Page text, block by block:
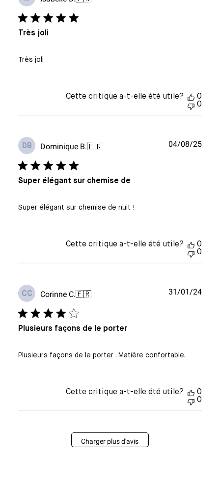
Très joli
Très joli
Cette critique a-t-elle été utile?
0
0
DB Dominique B.🇫🇷
Super élégant sur chemise de
Super élégant sur chemise de nuit !
Date
04/08/25
Cette critique a-t-elle été utile?
0
0
CC Corinne C.🇫🇷
Plusieurs façons de le porter
Plusieurs façons de le porter . Matière confortable.
Date
31/01/24
Cette critique a-t-elle été utile?
0
0
Charger plus d'avis